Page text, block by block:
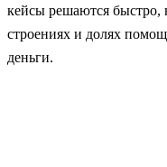
кейсы решаются быстро,
строениях и долях
деньги.